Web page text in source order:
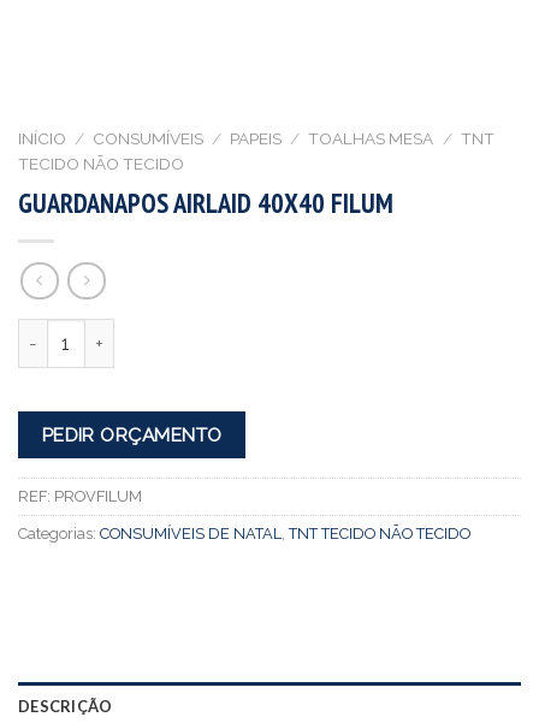
INÍCIO / CONSUMÍVEIS / PAPEIS / TOALHAS MESA / TNT
TECIDO NÃO TECIDO
GUARDANAPOS AIRLAID 40X40 FILUM
PEDIR ORÇAMENTO
REF: PROVFILUM
Categorias: CONSUMÍVEIS DE NATAL ,TNT TECIDO NÃO TECIDO
DESCRIÇÃO